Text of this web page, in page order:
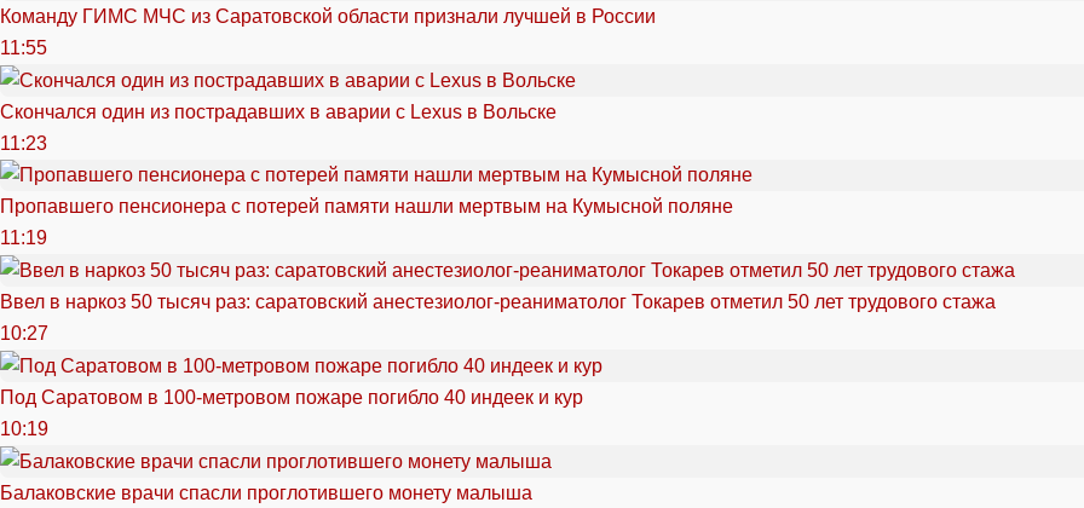
Команду ГИМС МЧС из Саратовской области признали лучшей в России
11:55
Скончался один из пострадавших в аварии c Lexus в Вольске
11:23
Пропавшего пенсионера с потерей памяти нашли мертвым на Кумысной поляне
11:19
Ввел в наркоз 50 тысяч раз: саратовский анестезиолог-реаниматолог Токарев отметил 50 лет трудового стажа
10:27
Под Саратовом в 100-метровом пожаре погибло 40 индеек и кур
10:19
Балаковские врачи спасли проглотившего монету малыша